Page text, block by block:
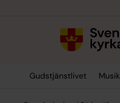
Gudstjänstlivet